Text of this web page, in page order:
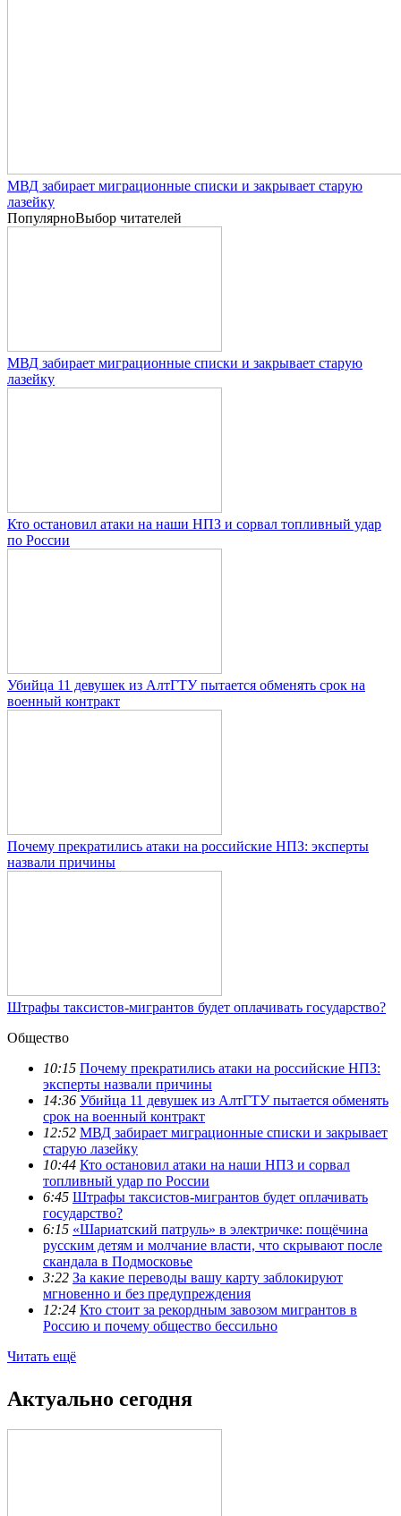
МВД забирает миграционные списки и закрывает старую
лазейку
ПопулярноВыбор читателей
МВД забирает миграционные списки и закрывает старую
лазейку
Кто остановил атаки на наши НПЗ и сорвал топливный удар
по России
Убийца 11 девушек из АлтГТУ пытается обменять срок на
военный контракт
Почему прекратились атаки на российские НПЗ: эксперты
назвали причины
Штрафы таксистов-мигрантов будет оплачивать государство?
Общество
10:15 Почему прекратились атаки на российские НПЗ:
эксперты назвали причины
14:36 Убийца 11 девушек из АлтГТУ пытается обменять
срок на военный контракт
12:52 МВД забирает миграционные списки и закрывает
старую лазейку
10:44 Кто остановил атаки на наши НПЗ и сорвал
топливный удар по России
6:45 Штрафы таксистов-мигрантов будет оплачивать
государство?
6:15 «Шариатский патруль» в электричке: пощёчина
русским детям и молчание власти, что скрывают после
скандала в Подмосковье
3:22 За какие переводы вашу карту заблокируют
мгновенно и без предупреждения
12:24 Кто стоит за рекордным завозом мигрантов в
Россию и почему общество бессильно
Читать ещё
Актуально сегодня